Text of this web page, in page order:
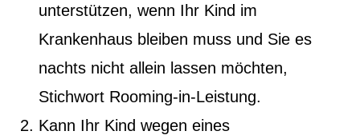
unterstützen, wenn Ihr Kind im
Krankenhaus bleiben muss und Sie es
nachts nicht allein lassen möchten,
Stichwort Rooming-in-Leistung.
Kann Ihr Kind wegen eines